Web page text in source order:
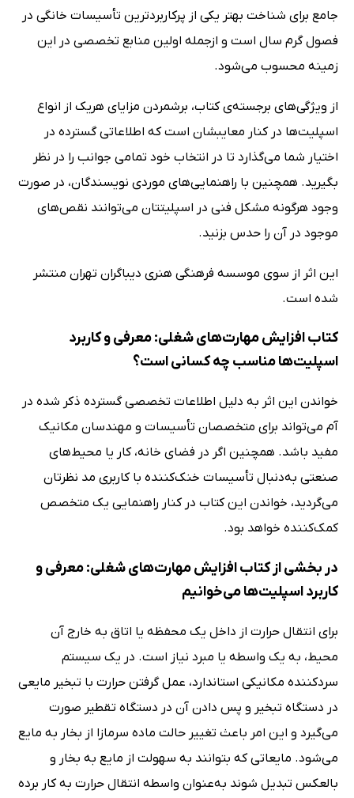
جامع برای شناخت بهتر یکی از پرکاربردترین تأسیسات خانگی در
فصول گرم سال است و ازجمله اولین منابع تخصصی در این
زمینه محسوب می‌شود.
از ویژگی‌های برجسته‌ی کتاب، برشمردن مزایای هریک از انواع
اسپلیت‌ها در کنار معایبشان است که اطلاعاتی گسترده در
اختیار شما می‌گذارد تا در انتخاب خود تمامی جوانب را در نظر
بگیرید. همچنین با راهنمایی‌های موردی نویسندگان، در صورت
وجود هرگونه مشکل فنی در اسپلیتتان می‌توانند نقص‌های
موجود در آن را حدس بزنید.
این اثر از سوی موسسه فرهنگی هنری دیباگران تهران منتشر
شده است.
کتاب افزایش مهارت‌های شغلی: معرفی و کاربرد
اسپلیت‌ها مناسب چه کسانی است؟
خواندن این اثر به دلیل اطلاعات تخصصی گسترده ذکر شده در
آم می‌تواند برای متخصصان تأسیسات و مهندسان مکانیک
مفید باشد. همچنین اگر در فضای خانه، کار یا محیط‌های
صنعتی به‌دنبال تأسیسات خنک‌کننده‌ با کاربری مد نظرتان
می‌گردید، خواندن این کتاب در کنار راهنمایی یک متخصص
کمک‌کننده خواهد بود.
در بخشی از کتاب افزایش مهارت‌های شغلی: معرفی و
کاربرد اسپلیت‌ها می‌خوانیم
برای انتقال حرارت از داخل یک محفظه یا اتاق به خارج آن
محیط، به یک واسطه یا مبرد نیاز است. در یک سیستم
سردکننده مکانیکی استاندارد، عمل گرفتن حرارت با تبخیر مایعی
در دستگاه تبخیر و پس دادن آن در دستگاه تقطیر صورت
می‌گیرد و این امر باعث تغییر حالت ماده سرمازا از بخار به مایع
می‌شود. مایعاتی که بتوانند به سهولت از مایع به بخار و
بالعکس تبدیل شوند به‌عنوان واسطه انتقال حرارت به کار برده